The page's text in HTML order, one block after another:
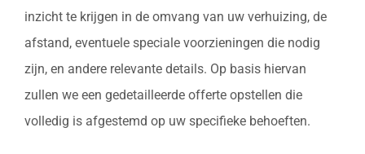
inzicht te krijgen in de omvang van uw verhuizing, de
afstand, eventuele speciale voorzieningen die nodig
zijn, en andere relevante details. Op basis hiervan
zullen we een gedetailleerde offerte opstellen die
volledig is afgestemd op uw specifieke behoeften.